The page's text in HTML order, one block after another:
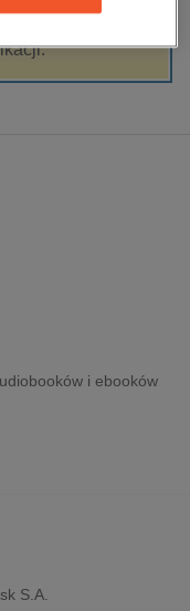
informatyka
i ebooków
S.A.